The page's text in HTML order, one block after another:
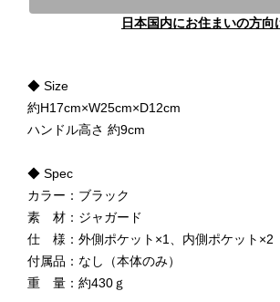
日本国内にお住まいの方向
◆ Size
約H17cm×W25cm×D12cm
ハンドル高さ 約9cm
◆ Spec
カラー：ブラック
素 材：ジャガード
仕 様：外側ポケット×1、内側ポケット×2
付属品：なし（本体のみ）
重 量：約430ｇ